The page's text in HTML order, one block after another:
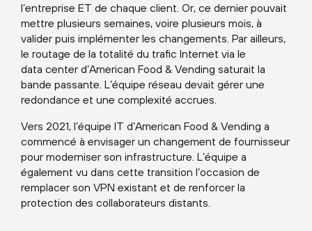
l’entreprise ET de chaque client. Or, ce dernier pouvait
mettre plusieurs semaines, voire plusieurs mois, à
valider puis implémenter les changements. Par ailleurs,
le routage de la totalité du trafic Internet via le
data center d’American Food & Vending saturait la
bande passante. L’équipe réseau devait gérer une
redondance et une complexité accrues.
Vers 2021, l’équipe IT d’American Food & Vending a
commencé à envisager un changement de fournisseur
pour moderniser son infrastructure. L’équipe a
également vu dans cette transition l’occasion de
remplacer son VPN existant et de renforcer la
protection des collaborateurs distants.